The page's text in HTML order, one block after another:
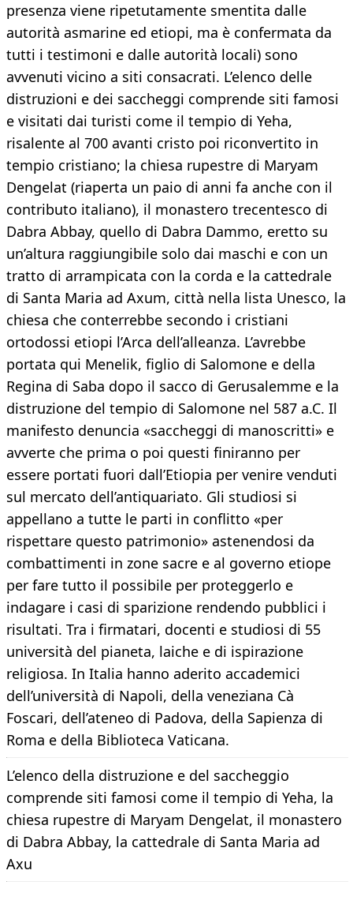
presenza viene ripetutamente smentita dalle
autorità asmarine ed etiopi, ma è confermata da
tutti i testimoni e dalle autorità locali) sono
avvenuti vicino a siti consacrati. L’elenco delle
distruzioni e dei saccheggi comprende siti famosi
e visitati dai turisti come il tempio di Yeha,
risalente al 700 avanti cristo poi riconvertito in
tempio cristiano; la chiesa rupestre di Maryam
Dengelat (riaperta un paio di anni fa anche con il
contributo italiano), il monastero trecentesco di
Dabra Abbay, quello di Dabra Dammo, eretto su
un’altura raggiungibile solo dai maschi e con un
tratto di arrampicata con la corda e la cattedrale
di Santa Maria ad Axum, città nella lista Unesco, la
chiesa che conterrebbe secondo i cristiani
ortodossi etiopi l’Arca dell’alleanza. L’avrebbe
portata qui Menelik, figlio di Salomone e della
Regina di Saba dopo il sacco di Gerusalemme e la
distruzione del tempio di Salomone nel 587 a.C. Il
manifesto denuncia «saccheggi di manoscritti» e
avverte che prima o poi questi finiranno per
essere portati fuori dall’Etiopia per venire venduti
sul mercato dell’antiquariato. Gli studiosi si
appellano a tutte le parti in conflitto «per
rispettare questo patrimonio» astenendosi da
combattimenti in zone sacre e al governo etiope
per fare tutto il possibile per proteggerlo e
indagare i casi di sparizione rendendo pubblici i
risultati. Tra i firmatari, docenti e studiosi di 55
università del pianeta, laiche e di ispirazione
religiosa. In Italia hanno aderito accademici
dell’università di Napoli, della veneziana Cà
Foscari, dell’ateneo di Padova, della Sapienza di
Roma e della Biblioteca Vaticana.
L’elenco della distruzione e del saccheggio
comprende siti famosi come il tempio di Yeha, la
chiesa rupestre di Maryam Dengelat, il monastero
di Dabra Abbay, la cattedrale di Santa Maria ad
Axu